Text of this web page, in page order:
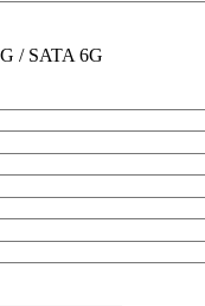
/ SATA 6G